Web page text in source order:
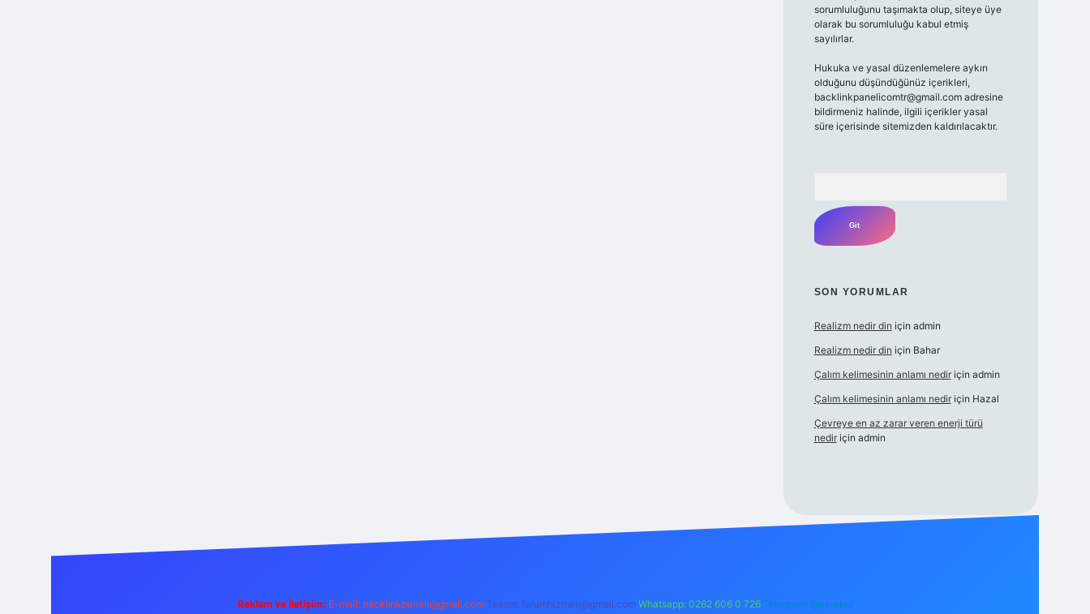
sorumluluğunu taşımakta olup, siteye üye
olarak bu sorumluluğu kabul etmiş
sayılırlar.
Hukuka ve yasal düzenlemelere aykırı
olduğunu düşündüğünüz içerikleri,
backlinkpanelicomtr@gmail.comadresine
bildirmeniz halinde, ilgili içerikler yasal
süre içerisinde sitemizden kaldırılacaktır.
SON YORUMLAR
Realizm nedir din için admin
Realizm nedir din için Bahar
Çalım kelimesinin anlamı nediriçin admin
Çalım kelimesinin anlamı nediriçin Hazal
Çevreye en az zarar veren enerji türü
nediriçin admin
Reklam ve İletişim: E-mail: backlinkpaneli@gmail.com Teams: forumhizmeti@gmail.com Whatsapp: 0262 606 0 726 Telegram: @karabul